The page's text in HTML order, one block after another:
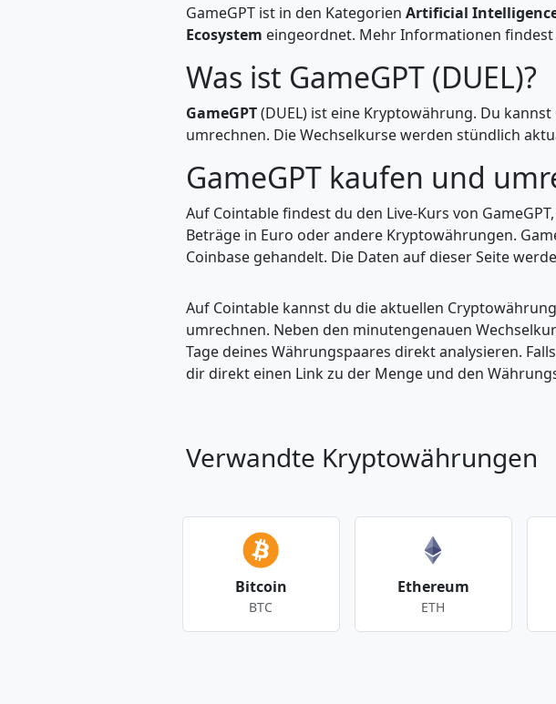
GameGPT ist in den Kategorien Artificial Intelligence
Ecosystem eingeordnet. Mehr Informationen
Was ist GameGPT (DUEL)?
GameGPT(DUEL) ist eine Kryptowährung. Du
umrechnen. Die Wechselkurse werden stündlich
GameGPT kaufen und
Auf Cointable findest du den Live-Kurs von
Beträge in Euro oder andere Kryptowährungen.
Coinbase gehandelt. Die Daten auf dieser Seite
Auf Cointable kannst du die aktuellen
umrechnen. Neben den minutengenauen
Tage deines Währungspaares direkt analysieren.
dir direkt einen Link zu der Menge und den
Verwandte Kryptowährungen
Bitcoin
BTC
Ethereum
ETH